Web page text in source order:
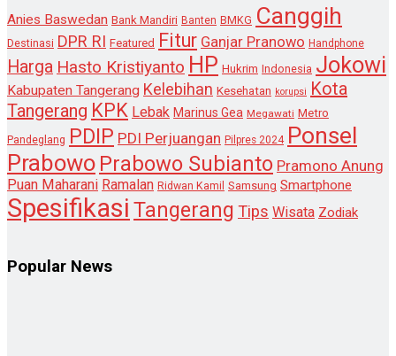
Anies Baswedan Bank Mandiri Banten BMKG Canggih
Destinasi DPR RI Featured Fitur Ganjar Pranowo Handphone
Harga Hasto Kristiyanto HP Hukrim Indonesia Jokowi
Kabupaten Tangerang Kelebihan Kesehatan korupsi Kota
Tangerang KPK Lebak Marinus Gea Megawati Metro
Pandeglang PDIP PDI Perjuangan Pilpres 2024 Ponsel
Prabowo Prabowo Subianto Pramono Anung
Puan Maharani Ramalan Ridwan Kamil Samsung Smartphone
Spesifikasi Tangerang Tips Wisata Zodiak
Popular News